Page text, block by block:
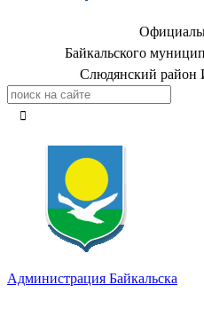
Байкальского
Слюдянский район
Администрация Байкальска